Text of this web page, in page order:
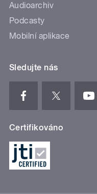
Audioarchiv
Podcasty
Mobilní aplikace
Sledujte nás
Certifikováno